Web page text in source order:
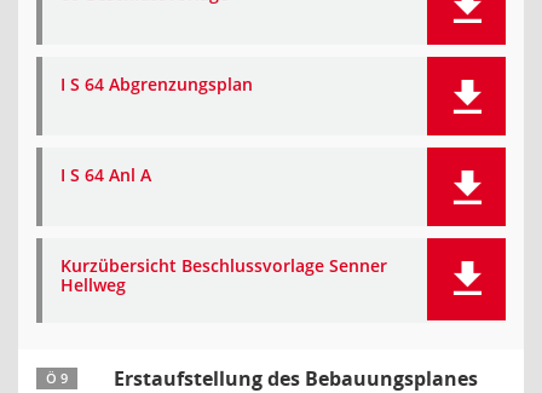
I S 64 Abgrenzungsplan
I S 64 Anl A
Kurzübersicht Beschlussvorlage Senner
Hellweg
Ö 9
Erstaufstellung des Bebauungsplanes